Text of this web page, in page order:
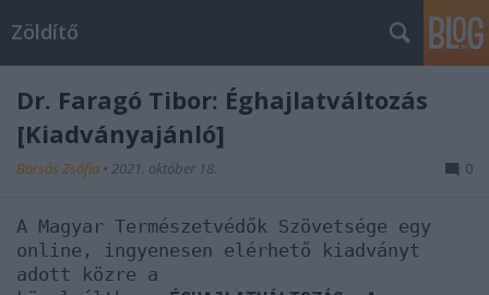
Zöldítő
Dr. Faragó Tibor: Éghajlatváltozás
[Kiadványajánló]
Borsós Zsófia • 2021. október 18. 0
A Magyar Természetvédők Szövetsége egy
online, ingyenesen elérhető kiadványt
adott közre a